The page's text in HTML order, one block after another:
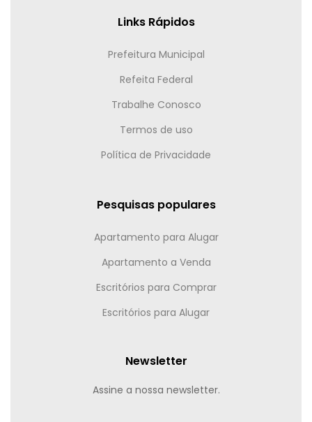
Links Rápidos
Prefeitura Municipal
Refeita Federal
Trabalhe Conosco
Termos de uso
Política de Privacidade
Pesquisas populares
Apartamento para Alugar
Apartamento a Venda
Escritórios para Comprar
Escritórios para Alugar
Newsletter
Assine a nossa newsletter.